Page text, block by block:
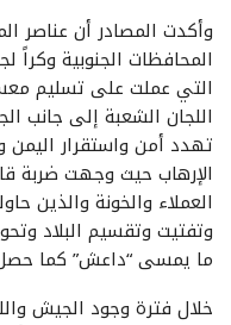
وأكدت المصادر أن عناصر
المحافظات الجنوبية
التي عملت على تسليم
اللجان الشعبة إلى جانب
تهدد أمن واستقرار اليمن
الإرهاب حيث وجهت ضربة
العملاء والخونة والذين
وتفتيت وتقسيم البلاد
ما يمسى “داعش” كما
خلال فترة وجود الجيش